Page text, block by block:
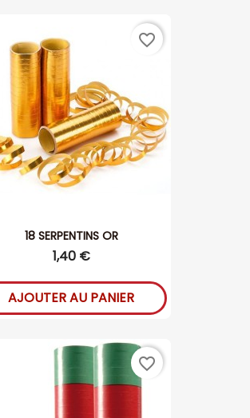
18 SERPENTINS OR
1,40 €
AJOUTER AU PANIER
favorite_border
favorite_border